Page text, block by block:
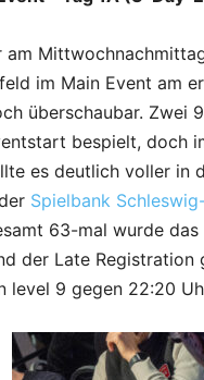
am
im Main Event am
überschaubar. Zwei
bespielt, doch
es deutlich voller in
Spielbank
63-mal wurde
der Late Registration
level 9 gegen 22:20